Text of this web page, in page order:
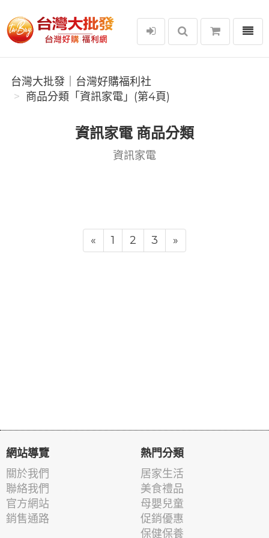
台灣大批發｜台灣好購福利社
選單
台灣大批發｜台灣好購福利社
商品分類「資訊家電」(第4頁)
資訊家電 商品分類
資訊家電
« 1 2 3 »
網站導覽
關於我們
聯絡我們
官方網站
銷售通路
熱門分類
居家生活
美食禮品
母嬰兒童
促銷優惠
保健保養